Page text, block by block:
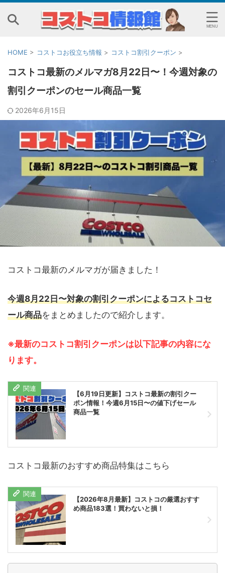
HOME > コストコお役立ち情報 > コストコ割引クーポン >
コストコ最新のメルマガ8月22日〜！今週対象の
割引クーポンのセール商品一覧
2026年6月15日
コストコ最新のメルマガが届きました！
今週8月22日〜対象の割引クーポンによるコストコセ
ール商品をまとめましたので紹介します。
※最新のコストコ割引クーポンは以下記事の内容にな
ります。
【6月19日更新】コストコ最新の割引クー
ポン情報！今週6月15日〜の値下げセール
商品一覧
コストコ最新のおすすめ商品特集はこちら
【2026年8月最新】コストコの厳選おすす
め商品183選！買わないと損！